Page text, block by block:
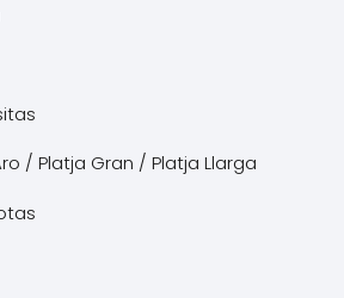
/ Platja Gran / Platja Llarga